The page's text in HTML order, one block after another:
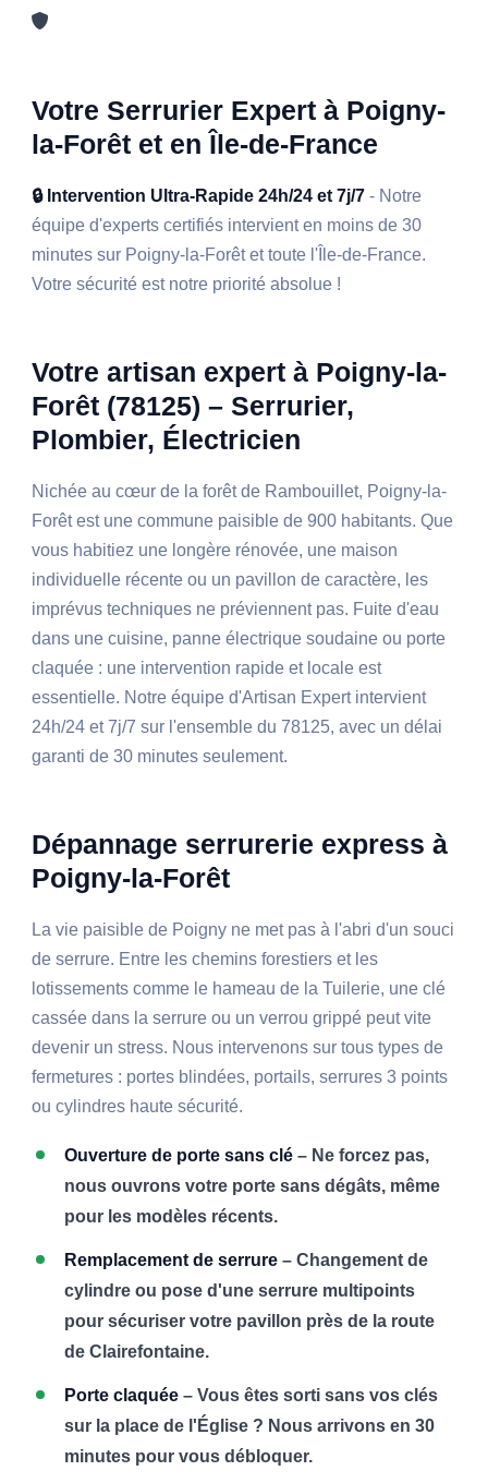
Votre Serrurier Expert à Poigny-
la-Forêt et en Île-de-France
🔒 Intervention Ultra-Rapide 24h/24 et 7j/7 - Notre
équipe d'experts certifiés intervient en moins de 30
minutes sur Poigny-la-Forêt et toute l'Île-de-France.
Votre sécurité est notre priorité absolue !
Votre artisan expert à Poigny-la-
Forêt (78125) – Serrurier,
Plombier, Électricien
Nichée au cœur de la forêt de Rambouillet, Poigny-la-
Forêt est une commune paisible de 900 habitants. Que
vous habitiez une longère rénovée, une maison
individuelle récente ou un pavillon de caractère, les
imprévus techniques ne préviennent pas. Fuite d'eau
dans une cuisine, panne électrique soudaine ou porte
claquée : une intervention rapide et locale est
essentielle. Notre équipe d'Artisan Expert intervient
24h/24 et 7j/7 sur l'ensemble du 78125, avec un délai
garanti de 30 minutes seulement.
Dépannage serrurerie express à
Poigny-la-Forêt
La vie paisible de Poigny ne met pas à l'abri d'un souci
de serrure. Entre les chemins forestiers et les
lotissements comme le hameau de la Tuilerie, une clé
cassée dans la serrure ou un verrou grippé peut vite
devenir un stress. Nous intervenons sur tous types de
fermetures : portes blindées, portails, serrures 3 points
ou cylindres haute sécurité.
Ouverture de porte sans clé – Ne forcez pas,
nous ouvrons votre porte sans dégâts, même
pour les modèles récents.
Remplacement de serrure – Changement de
cylindre ou pose d'une serrure multipoints
pour sécuriser votre pavillon près de la route
de Clairefontaine.
Porte claquée – Vous êtes sorti sans vos clés
sur la place de l'Église ? Nous arrivons en 30
minutes pour vous débloquer.